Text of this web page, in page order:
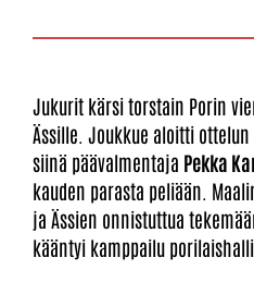
Jukurit kärsi torstain Porin
Ässille. Joukkue aloitti
siinä päävalmentaja Pekka
kauden parasta peliään.
ja Ässien onnistuttua
kääntyi kamppailu